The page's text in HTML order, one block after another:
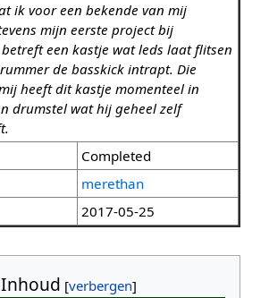
ik voor een bekende van mij
mijn eerste project bij
betreft een kastje wat leds laat flitsen
de basskick intrapt. Die
heeft dit kastje momenteel in
drumstel wat hij geheel zelf
Completed
merethan
2017-05-25
Inhoud